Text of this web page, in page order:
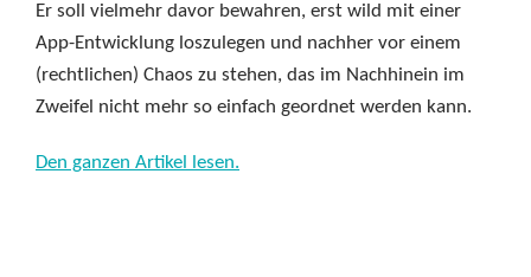
Er soll vielmehr davor bewahren, erst wild mit einer
App-Entwicklung loszulegen und nachher vor einem
(rechtlichen) Chaos zu stehen, das im Nachhinein im
Zweifel nicht mehr so einfach geordnet werden kann.
Den ganzen Artikel lesen.